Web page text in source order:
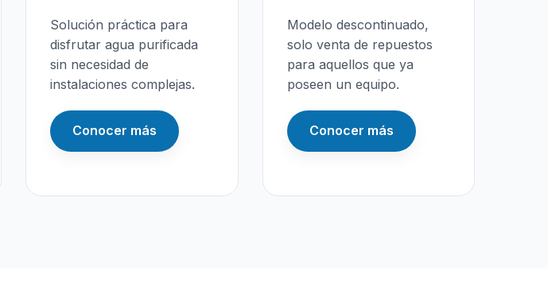
Solución práctica para
disfrutar agua purificada
sin necesidad de
instalaciones complejas.
Conocer más
Modelo descontinuado,
solo venta de repuestos
para aquellos que ya
poseen un equipo.
Conocer más